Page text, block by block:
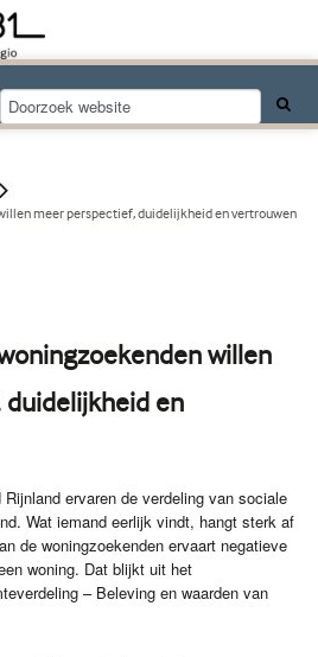
meer perspectief, duidelijkheid en vertrouwen
willen
en
ervaren de verdeling van sociale
Wat iemand eerlijk vindt, hangt sterk af
de woningzoekenden ervaart negatieve
woning. Dat blijkt uit het
– Beleving en waarden van